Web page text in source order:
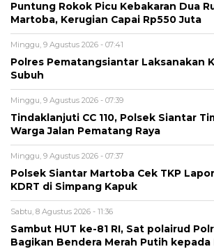
Puntung Rokok Picu Kebakaran Dua
Martoba, Kerugian Capai Rp550 Juta
Minggu, 9 Agustus 2026 - 07:41
Polres Pematangsiantar Laksanakan
Subuh
Minggu, 9 Agustus 2026 - 07:39
Tindaklanjuti CC 110, Polsek Siantar
Warga Jalan Pematang Raya
Minggu, 9 Agustus 2026 - 07:37
Polsek Siantar Martoba Cek TKP
KDRT di Simpang Kapuk
Sabtu, 8 Agustus 2026 - 11:36
Sambut HUT ke-81 RI, Sat polairud
Bagikan Bendera Merah Putih kepada